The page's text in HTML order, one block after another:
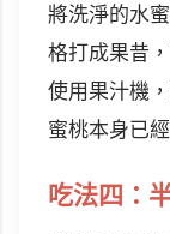
將洗淨的水
格打成果昔
使用果汁機
蜜桃本身已
吃法四：